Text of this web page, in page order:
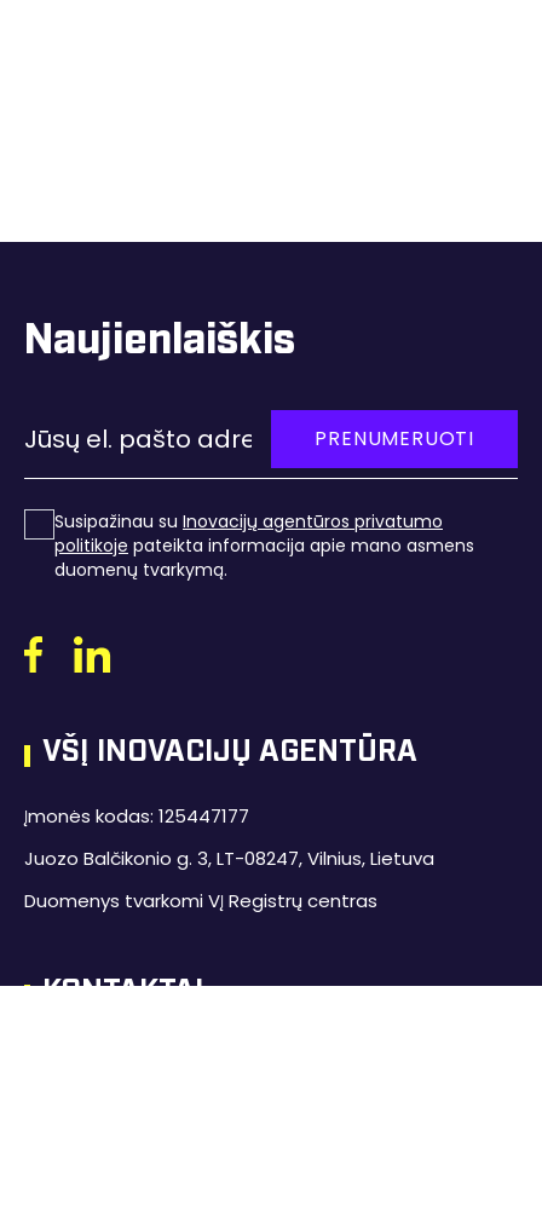
Naujienlaiškis
PRENUMERUOTI
Susipažinau su Inovacijų agentūros privatumo
politikoje pateikta informacija apie mano asmens
duomenų tvarkymą.
VŠĮ INOVACIJŲ AGENTŪRA
Įmonės kodas: 125447177
Juozo Balčikonio g. 3, LT-08247, Vilnius, Lietuva
Duomenys tvarkomi VĮ Registrų centras
KONTAKTAI